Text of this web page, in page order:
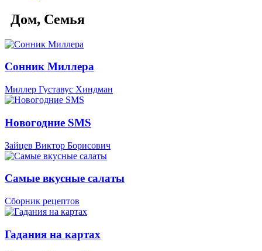
Дом, Семья
Сонник Миллера
Миллер Густавус Хиндман
Новогодние SMS
Зайцев Виктор Борисович
Самые вкусные салаты
Сборник рецептов
Гадания на картах